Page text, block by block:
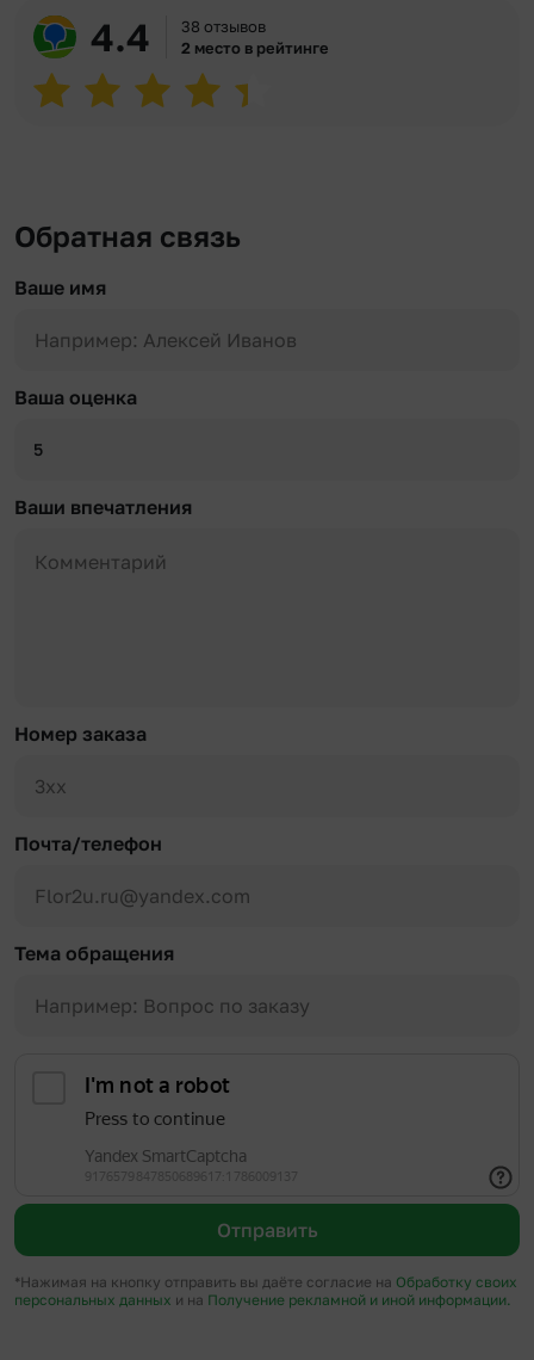
4.4
38 отзывов
2 место в рейтинге
Обратная связь
Ваше имя
Ваша оценка
5
Ваши впечатления
Номер заказа
Почта/телефон
Тема обращения
Отправить
*Нажимая на кнопку отправить вы даёте согласие на Обработку своих
персональных данных и на Получение рекламной и иной информации.